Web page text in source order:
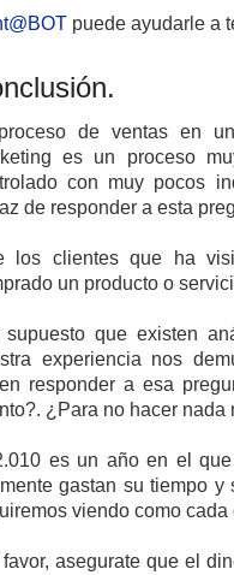
puede ayudarle a
de ventas en
es un proceso
con muy pocos
de responder a esta
los clientes que ha
un producto o
supuesto que existen
experiencia nos
responder a esa
¿Para no hacer nada
es un año en el
gastan su tiempo
viendo como
favor, asegurate que el